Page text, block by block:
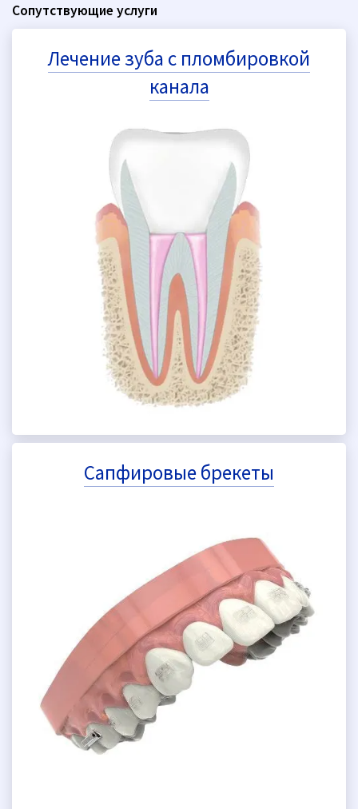
Сопутствующие услуги
Лечение зуба с пломбировкой
канала
Сапфировые брекеты